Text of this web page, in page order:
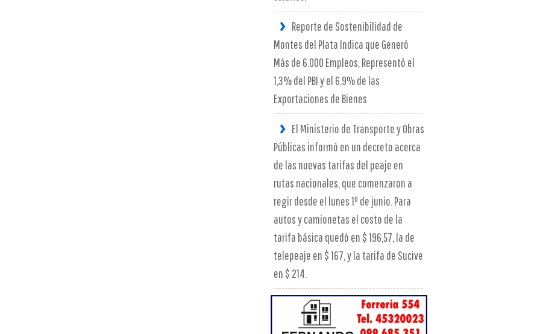
Reporte de Sostenibilidad de
Montes del Plata Indica que Generó
Más de 6.000 Empleos, Representó el
1,3% del PBI y el 6,9% de las
Exportaciones de Bienes
El Ministerio de Transporte y Obras
Públicas informó en un decreto acerca
de las nuevas tarifas del peaje en
rutas nacionales, que comenzaron a
regir desde el lunes 1º de junio. Para
autos y camionetas el costo de la
tarifa básica quedó en $ 196,57, la de
telepeaje en $ 167, y la tarifa de Sucive
en $ 214.